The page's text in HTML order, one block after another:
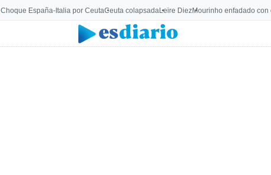
Choque España-Italia por CeutaCeuta colapsadaLeire DiezMourinho enfadado con